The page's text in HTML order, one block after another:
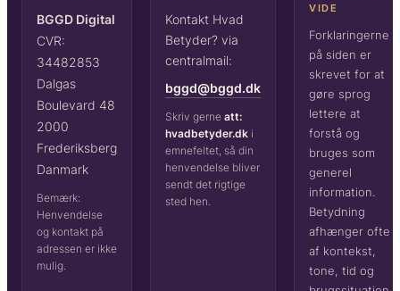
BGGD Digital
CVR:
34482853
Dalgas
Boulevard 48
2000
Frederiksberg
Danmark
Bemærk:
Henvendelse
og kontakt på
adressen er ikke
mulig.
Kontakt Hvad
Betyder? via
centralmail:
bggd@bggd.dk
Skriv gerne att:
hvadbetyder.dk i
emnefeltet, så din
henvendelse bliver
sendt det rigtige
sted hen.
VIDE
Forklaringerne
på siden er
skrevet for at
gøre sprog
lettere at
forstå og
bruges som
generel
information.
Betydning
afhænger ofte
af kontekst,
tone, tid og